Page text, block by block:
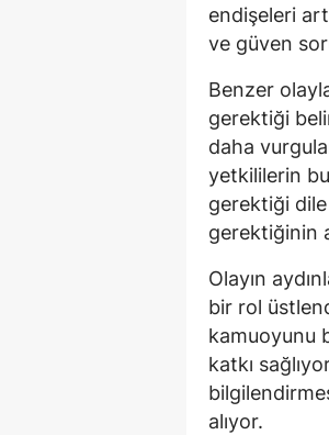
endişeleri
ve güven
Benzer
gerektiği
daha
yetkililerin bu
gerektiği
gerektiğinin
Olayın
bir rol
kamuoyunu
katkı
alıyor.